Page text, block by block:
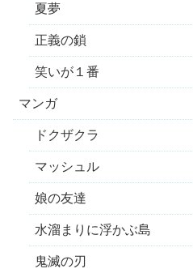
夏夢
正義の鎖
笑いが１番
マンガ
ドクザクラ
マッシュル
娘の友達
水溜まりに浮かぶ島
鬼滅の刃